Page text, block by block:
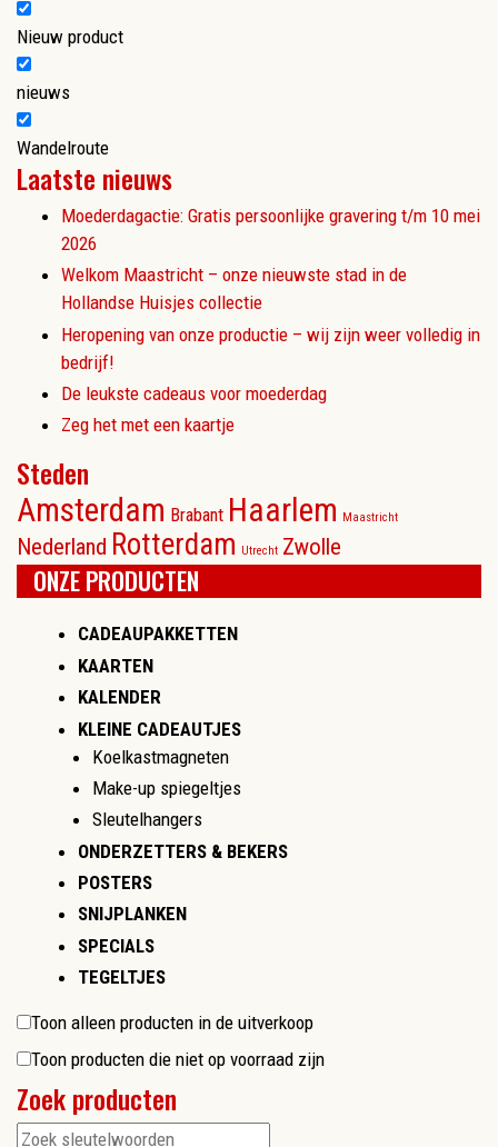
Nieuw product
nieuws
Wandelroute
Laatste nieuws
Moederdagactie: Gratis persoonlijke gravering t/m 10 mei
2026
Welkom Maastricht – onze nieuwste stad in de
Hollandse Huisjes collectie
Heropening van onze productie – wij zijn weer volledig in
bedrijf!
De leukste cadeaus voor moederdag
Zeg het met een kaartje
Steden
Amsterdam Brabant Haarlem Maastricht
Nederland Rotterdam Utrecht Zwolle
ONZE PRODUCTEN
CADEAUPAKKETTEN
KAARTEN
KALENDER
KLEINE CADEAUTJES
Koelkastmagneten
Make-up spiegeltjes
Sleutelhangers
ONDERZETTERS & BEKERS
POSTERS
SNIJPLANKEN
SPECIALS
TEGELTJES
Toon alleen producten in de uitverkoop
Toon producten die niet op voorraad zijn
Zoek producten